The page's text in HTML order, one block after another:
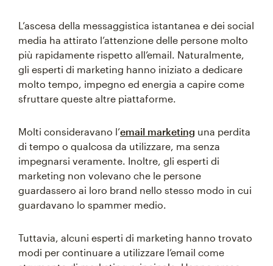
L’ascesa della messaggistica istantanea e dei social
media ha attirato l’attenzione delle persone molto
più rapidamente rispetto all’email. Naturalmente,
gli esperti di marketing hanno iniziato a dedicare
molto tempo, impegno ed energia a capire come
sfruttare queste altre piattaforme.
Molti consideravano l’email marketing una perdita
di tempo o qualcosa da utilizzare, ma senza
impegnarsi veramente. Inoltre, gli esperti di
marketing non volevano che le persone
guardassero ai loro brand nello stesso modo in cui
guardavano lo spammer medio.
Tuttavia, alcuni esperti di marketing hanno trovato
modi per continuare a utilizzare l’email come